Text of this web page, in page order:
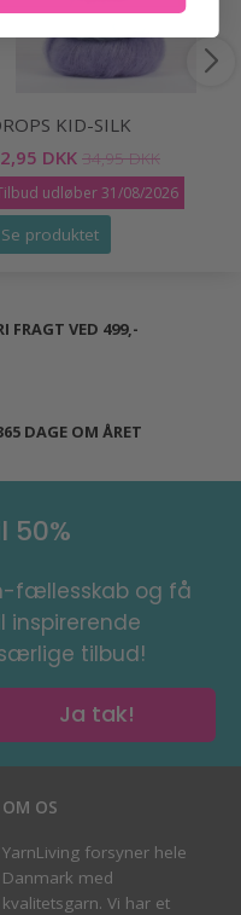
KID-SILK
DKK 34,95 DKK
udløber 31/08/2026
Se produktet
FRAGT VED 499,-
DAGE OM ÅRET
50%
fællesskab og få
inspirerende
tilbud!
Ja tak!
OM OS
YarnLiving forsyner hele
Danmark med
kvalitetsgarn. Vi har et